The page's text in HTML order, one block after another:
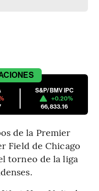
S&P/BMV IPC
+0.20%
66,833.16
de la Premier
Field de Chicago
torneo de la liga